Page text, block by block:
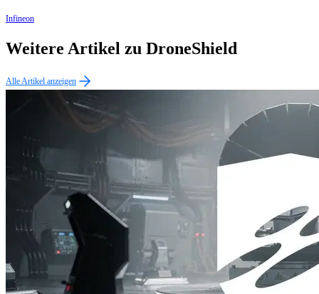
Infineon
Weitere Artikel zu DroneShield
Alle Artikel anzeigen